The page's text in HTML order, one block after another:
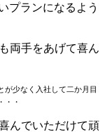
プランになるよう
両手をあげて喜ん
が少なく入社して二か月目
・・
んでいただけて頑